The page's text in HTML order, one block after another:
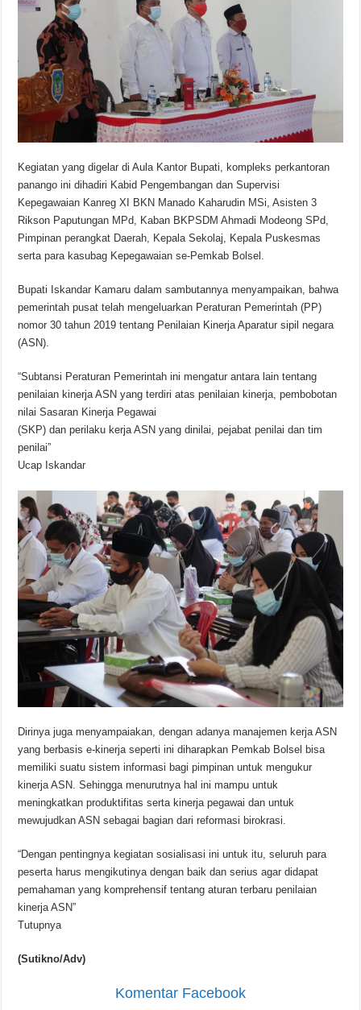
Kegiatan yang digelar di Aula Kantor Bupati, kompleks perkantoran
panango ini dihadiri Kabid Pengembangan dan Supervisi
Kepegawaian Kanreg XI BKN Manado Kaharudin MSi, Asisten 3
Rikson Paputungan MPd, Kaban BKPSDM Ahmadi Modeong SPd,
Pimpinan perangkat Daerah, Kepala Sekolaj, Kepala Puskesmas
serta para kasubag Kepegawaian se-Pemkab Bolsel.
Bupati Iskandar Kamaru dalam sambutannya menyampaikan, bahwa
pemerintah pusat telah mengeluarkan Peraturan Pemerintah (PP)
nomor 30 tahun 2019 tentang Penilaian Kinerja Aparatur sipil negara
(ASN).
“Subtansi Peraturan Pemerintah ini mengatur antara lain tentang
penilaian kinerja ASN yang terdiri atas penilaian kinerja, pembobotan
nilai Sasaran Kinerja Pegawai
(SKP) dan perilaku kerja ASN yang dinilai, pejabat penilai dan tim
penilai”
Ucap Iskandar
Dirinya juga menyampaiakan, dengan adanya manajemen kerja ASN
yang berbasis e-kinerja seperti ini diharapkan Pemkab Bolsel bisa
memiliki suatu sistem informasi bagi pimpinan untuk mengukur
kinerja ASN. Sehingga menurutnya hal ini mampu untuk
meningkatkan produktifitas serta kinerja pegawai dan untuk
mewujudkan ASN sebagai bagian dari reformasi birokrasi.
“Dengan pentingnya kegiatan sosialisasi ini untuk itu, seluruh para
peserta harus mengikutinya dengan baik dan serius agar didapat
pemahaman yang komprehensif tentang aturan terbaru penilaian
kinerja ASN”
Tutupnya
(Sutikno/Adv)
Komentar Facebook